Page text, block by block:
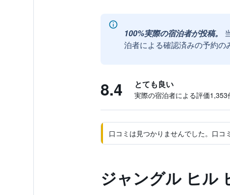
100%実際の宿泊者が投稿。
泊者による確認済みの予約の
8.4 とても良い
実際の宿泊者による評価1,353​
口コミは見つかりませんでした。口コ
ジャングル ヒル